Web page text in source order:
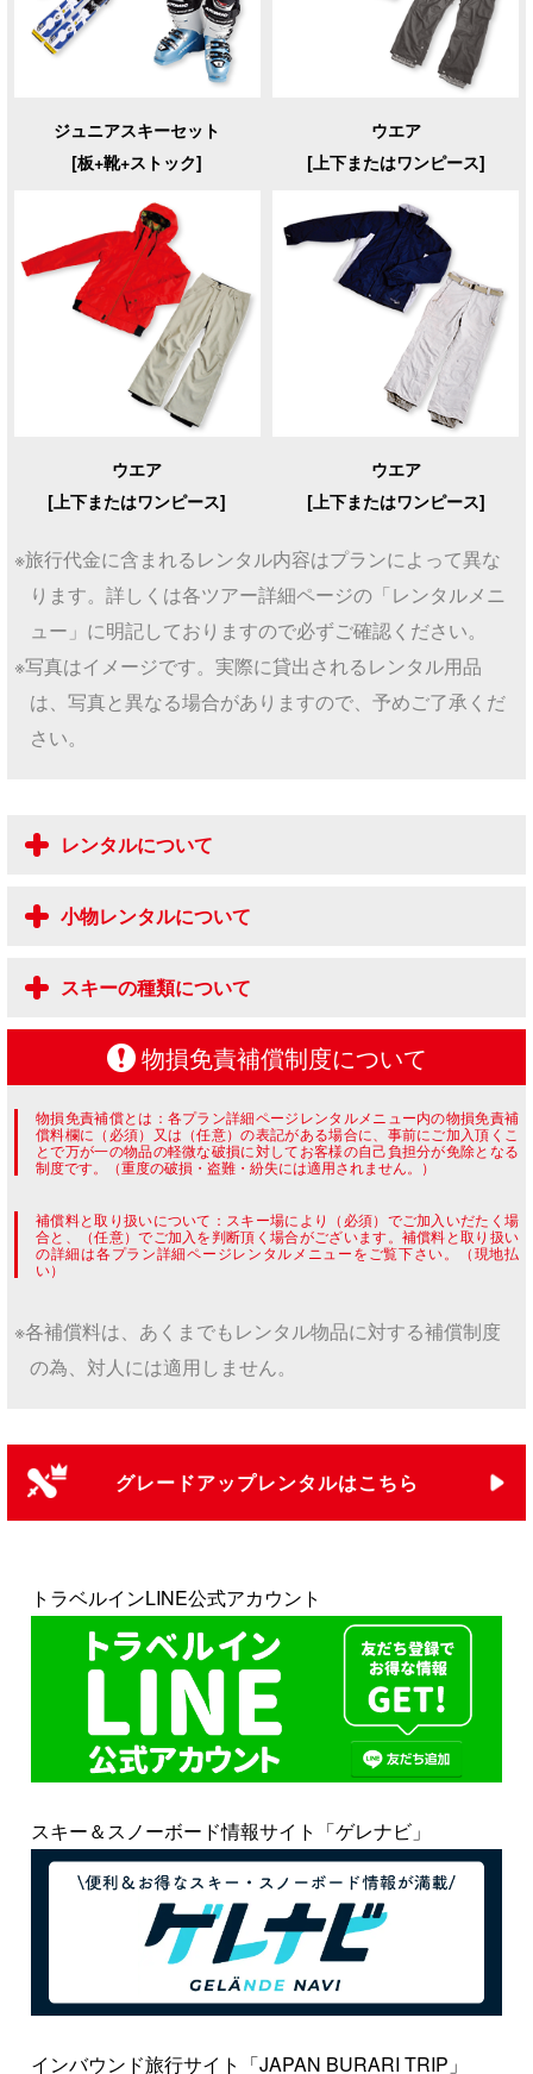
ジュニアスキーセット
[板+靴+ストック]
ウエア
[上下またはワンピース]
ウエア
[上下またはワンピース]
ウエア
[上下またはワンピース]
※旅行代金に含まれるレンタル内容はプランによって異な
ります。詳しくは各ツアー詳細ページの「レンタルメニ
ュー」に明記しておりますので必ずご確認ください。
※写真はイメージです。実際に貸出されるレンタル用品
は、写真と異なる場合がありますので、予めご了承くだ
さい。
レンタルについて
小物レンタルについて
スキーの種類について
物損免責補償制度について
物損免責補償とは：各プラン詳細ページレンタルメニュー内の物損免責補
償料欄に（必須）又は（任意）の表記がある場合に、事前にご加入頂くこ
とで万が一の物品の軽微な破損に対してお客様の自己負担分が免除となる
制度です。（重度の破損・盗難・紛失には適用されません。）
補償料と取り扱いについて：スキー場により（必須）でご加入いだたく場
合と、（任意）でご加入を判断頂く場合がございます。補償料と取り扱い
の詳細は各プラン詳細ページレンタルメニューをご覧下さい。（現地払
い）
※各補償料は、あくまでもレンタル物品に対する補償制度
の為、対人には適用しません。
グレードアップレンタルはこちら
トラベルインLINE公式アカウント
スキー＆スノーボード情報サイト「ゲレナビ」
インバウンド旅行サイト「JAPAN BURARI TRIP」